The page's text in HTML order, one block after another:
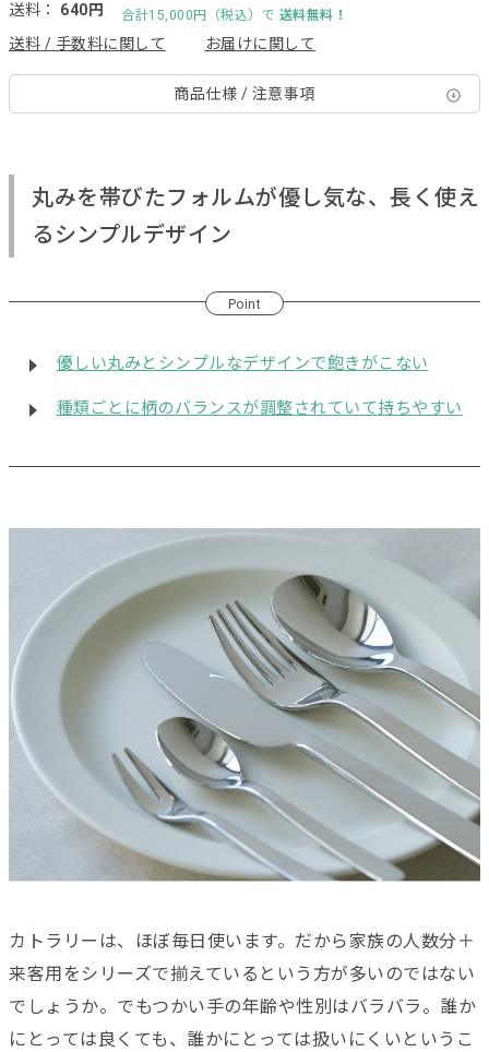
送料： 640円 合計15,000円（税込）で 送料無料！
送料 / 手数料に関して お届けに関して
商品仕様 / 注意事項
丸みを帯びたフォルムが優し気な、長く使え
るシンプルデザイン
Point
優しい丸みとシンプルなデザインで飽きがこない
種類ごとに柄のバランスが調整されていて持ちやすい
カトラリーは、ほぼ毎日使います。だから家族の人数分＋
来客用をシリーズで揃えているという方が多いのではない
でしょうか。でもつかい手の年齢や性別はバラバラ。誰か
にとっては良くても、誰かにとっては扱いにくいというこ